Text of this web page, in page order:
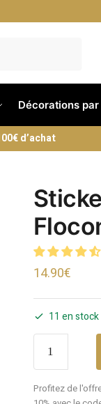
Décorations
d’achat
14.90€
11 en stock
Profitez de